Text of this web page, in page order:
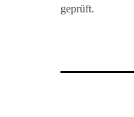
geprüft.